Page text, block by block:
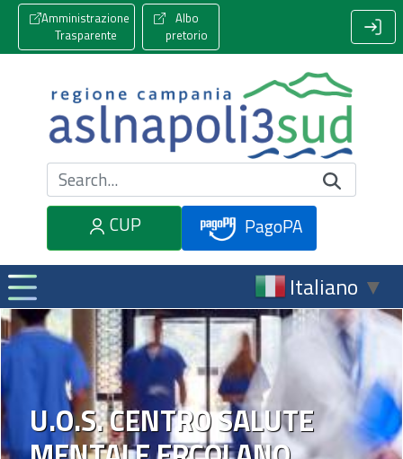
Amministrazione
Trasparente
Albo
pretorio
Cerca nel sito
CUP
PagoPA
Italiano ▼
U.O.S. CENTRO SALUTE